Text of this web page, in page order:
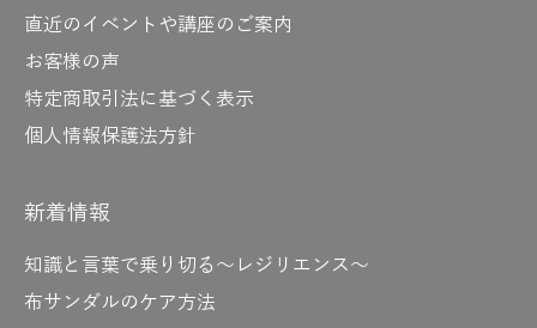
直近のイベントや講座のご案内
お客様の声
特定商取引法に基づく表示
個人情報保護法方針
新着情報
知識と言葉で乗り切る～レジリエンス～
布サンダルのケア方法